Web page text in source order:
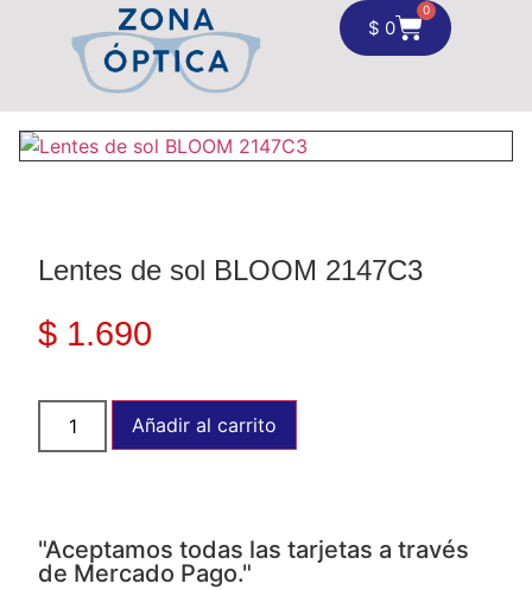
$ 0
0
Lentes de sol BLOOM 2147C3
$ 1.690
Añadir al carrito
"Aceptamos todas las tarjetas a través
de Mercado Pago."